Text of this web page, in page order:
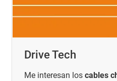
Drive Tech
Me interesan los cables